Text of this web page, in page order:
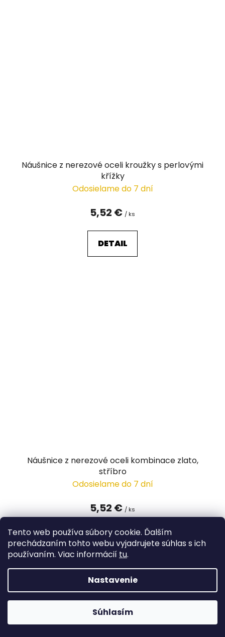
Tento web používa súbory cookie. Ďalším
prechádzaním tohto webu vyjadrujete súhlas s ich
používaním. Viac informácií tu.
Nastavenie
Súhlasím
Náušnice z nerezové oceli kroužky s perlovými
křížky
Odosielame do 7 dní
5,52 € / ks
DETAIL
Náušnice z nerezové oceli kombinace zlato,
stříbro
Odosielame do 7 dní
5,52 €/ ks
DETAIL